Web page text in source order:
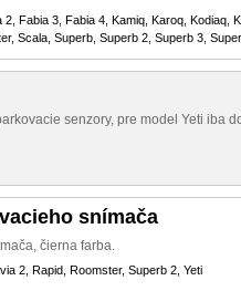
2, Fabia 3, Fabia 4, Kamiq, Karoq, Kodiaq,
Scala, Superb, Superb 2, Superb 3,
senzory, pre model Yeti iba
snímača
čierna farba.
2, Rapid, Roomster, Superb 2, Yeti